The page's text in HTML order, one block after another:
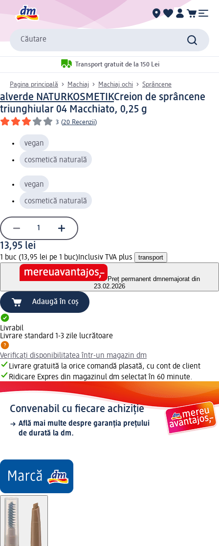
Căutare
Transport gratuit de la 150 Lei
Pagina principală Machiaj Machiaj ochi Sprâncene
alverde NATURKOSMETIKCreion de sprâncene
triunghiular 04 Macchiato, 0,25 g
3 (20 Recenzii)
vegan
cosmetică naturală
vegan
cosmetică naturală
13,95 lei
1 buc (13,95 lei pe 1 buc) Inclusiv TVA plus transport
Preț permanent dmnemajorat din
23.02.2026
Adaugă în coș
Livrabil
Livrare standard 1-3 zile lucrătoare
Verificați disponibilitatea într-un magazin dm
Livrare gratuită la orice comandă plasată, cu cont de client
Ridicare Expres din magazinul dm selectat în 60 minute.
Convenabil cu fiecare achiziție
Află mai multe despre garanția prețului
de durată la dm.